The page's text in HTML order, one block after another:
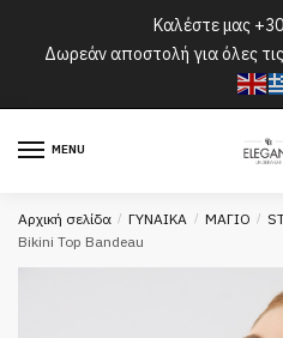
navigation
Καλέστε μας
Δωρεάν αποστολή για όλες
MENU
Αρχική σελίδα / ΓΥΝΑΙΚΑ / ΜΑΓΙΟ /
Bikini Top Bandeau